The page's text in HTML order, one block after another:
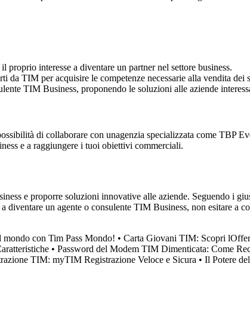
interesse a diventare un partner nel settore business.
TIM per acquisire le competenze necessarie alla vendita dei
TIM Business, proponendo le soluzioni alle aziende
di collaborare con unagenzia specializzata come TBP
e a raggiungere i tuoi obiettivi commerciali.
e proporre soluzioni innovative alle aziende. Seguendo i
diventare un agente o consulente TIM Business, non esitare a
mondo con Tim Pass Mondo! • Carta Giovani TIM: Scopri
• Password del Modem TIM Dimenticata: Come
TIM: myTIM Registrazione Veloce e Sicura • Il Potere